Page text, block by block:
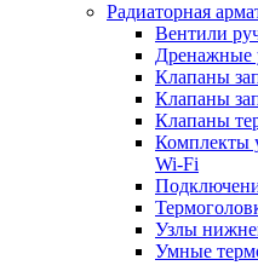
Радиаторная
Вентили
Дренажные
Клапаны
Клапаны
Клапаны
Комплекты
Wi-Fi
Узлы
Умные